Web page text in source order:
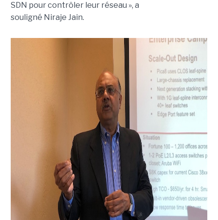
SDN pour contrôler leur réseau », a
souligné Niraje Jain.